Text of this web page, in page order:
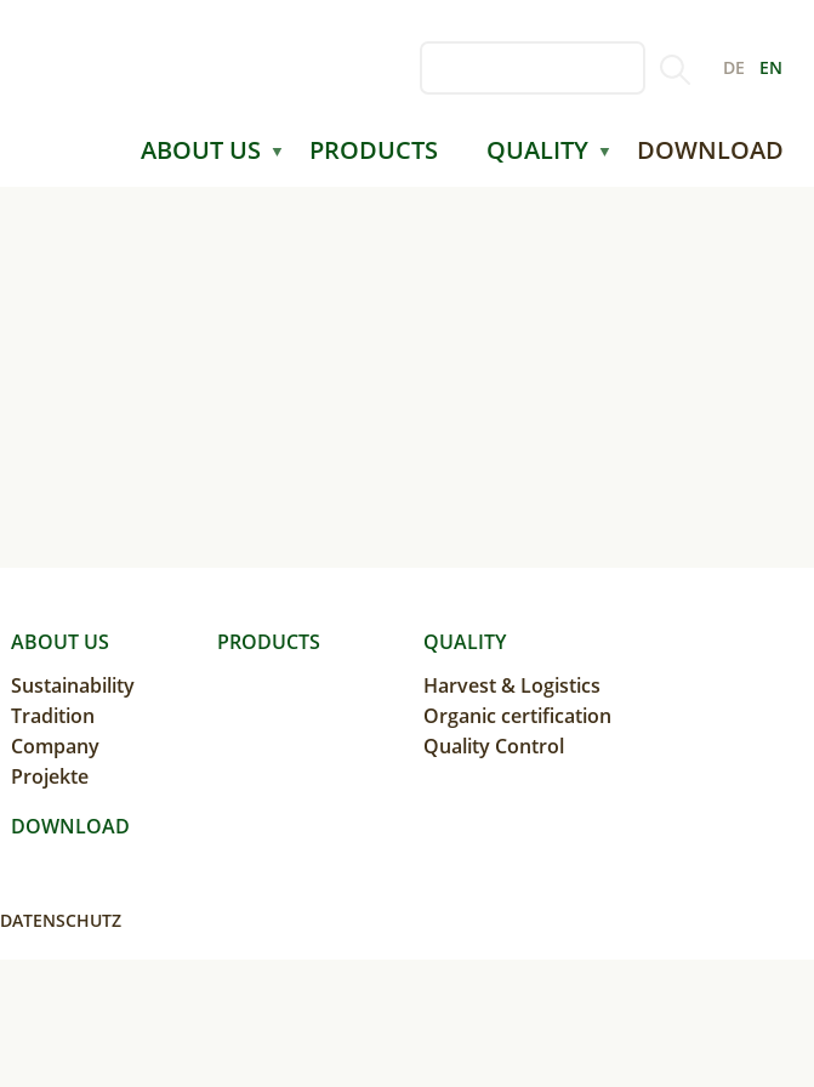
ABOUT US PRODUCTS QUALITY DOWNLOAD
MAIN
NAVIGATION
ABOUT US
Sustainability
Tradition
Company
Projekte
PRODUCTS
QUALITY
Harvest & Logistics
Organic certification
Quality Control
DOWNLOAD
DATENSCHUTZ